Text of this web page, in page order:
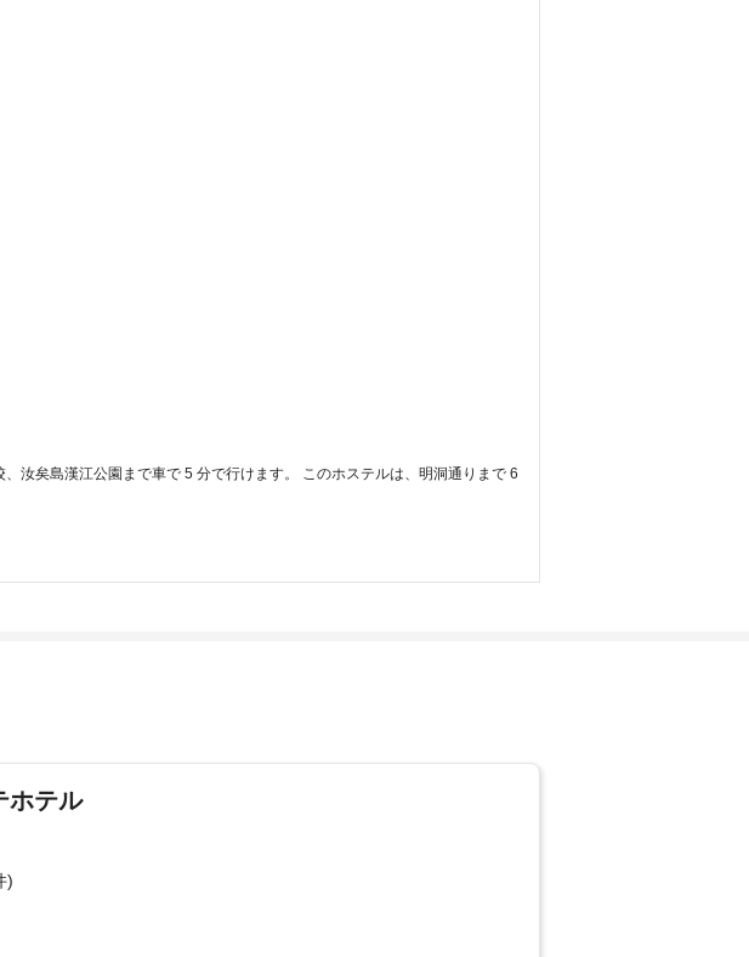
汝矣島漢江公園まで車で 5 分で行けます。 このホステルは、明洞通りまで 6
ホテル
)